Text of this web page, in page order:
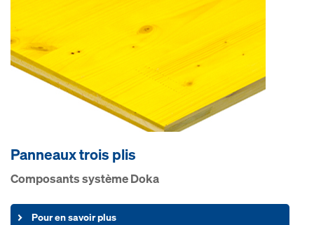
Panneaux trois plis
Composants système Doka
Pour en savoir plus